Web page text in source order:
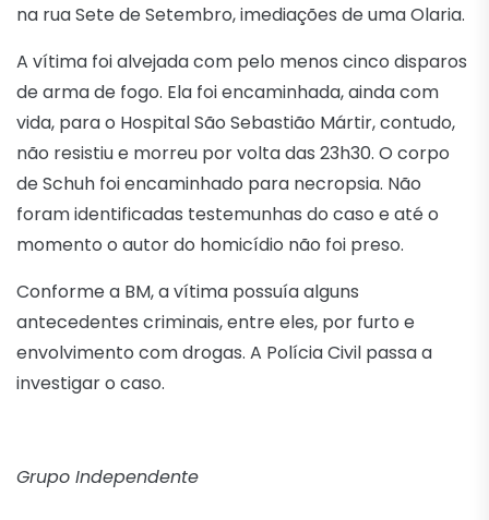
na rua Sete de Setembro, imediações de uma Olaria.
A vítima foi alvejada com pelo menos cinco disparos
de arma de fogo. Ela foi encaminhada, ainda com
vida, para o Hospital São Sebastião Mártir, contudo,
não resistiu e morreu por volta das 23h30. O corpo
de Schuh foi encaminhado para necropsia. Não
foram identificadas testemunhas do caso e até o
momento o autor do homicídio não foi preso.
Conforme a BM, a vítima possuía alguns
antecedentes criminais, entre eles, por furto e
envolvimento com drogas. A Polícia Civil passa a
investigar o caso.
Grupo Independente